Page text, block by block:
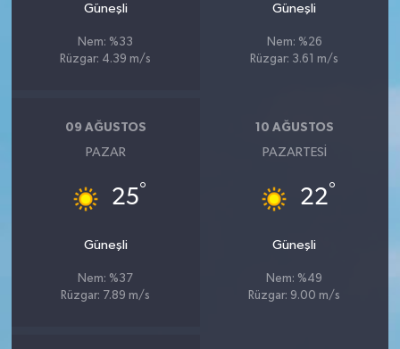
Güneşli
Nem: %33
Rüzgar: 4.39 m/s
Güneşli
Nem: %26
Rüzgar: 3.61 m/s
09 AĞUSTOS
PAZAR
25°
Güneşli
Nem: %37
Rüzgar: 7.89 m/s
10 AĞUSTOS
PAZARTESI
22°
Güneşli
Nem: %49
Rüzgar: 9.00 m/s